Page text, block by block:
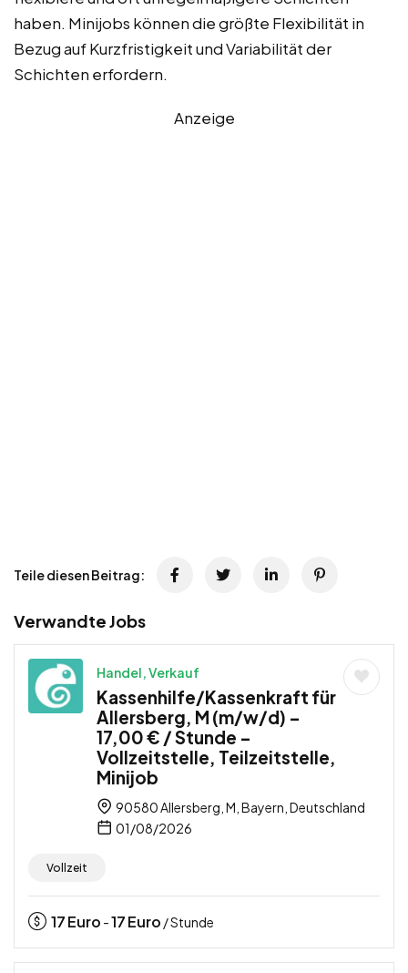
haben. Minijobs können die größte Flexibilität in
Bezug auf Kurzfristigkeit und Variabilität der
Schichten erfordern.
Anzeige
Teile diesen Beitrag:
Verwandte Jobs
Handel, Verkauf
Kassenhilfe/Kassenkraft für
Allersberg, M (m/w/d) –
17,00 € / Stunde –
Vollzeitstelle, Teilzeitstelle,
Minijob
90580 Allersberg, M, Bayern, Deutschland
01/08/2026
Vollzeit
17Euro -17Euro / Stunde